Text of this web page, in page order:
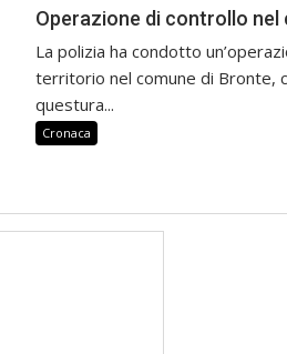
Operazione di controllo nel
La polizia ha condotto
territorio nel comune di Bronte,
questura...
Cronaca